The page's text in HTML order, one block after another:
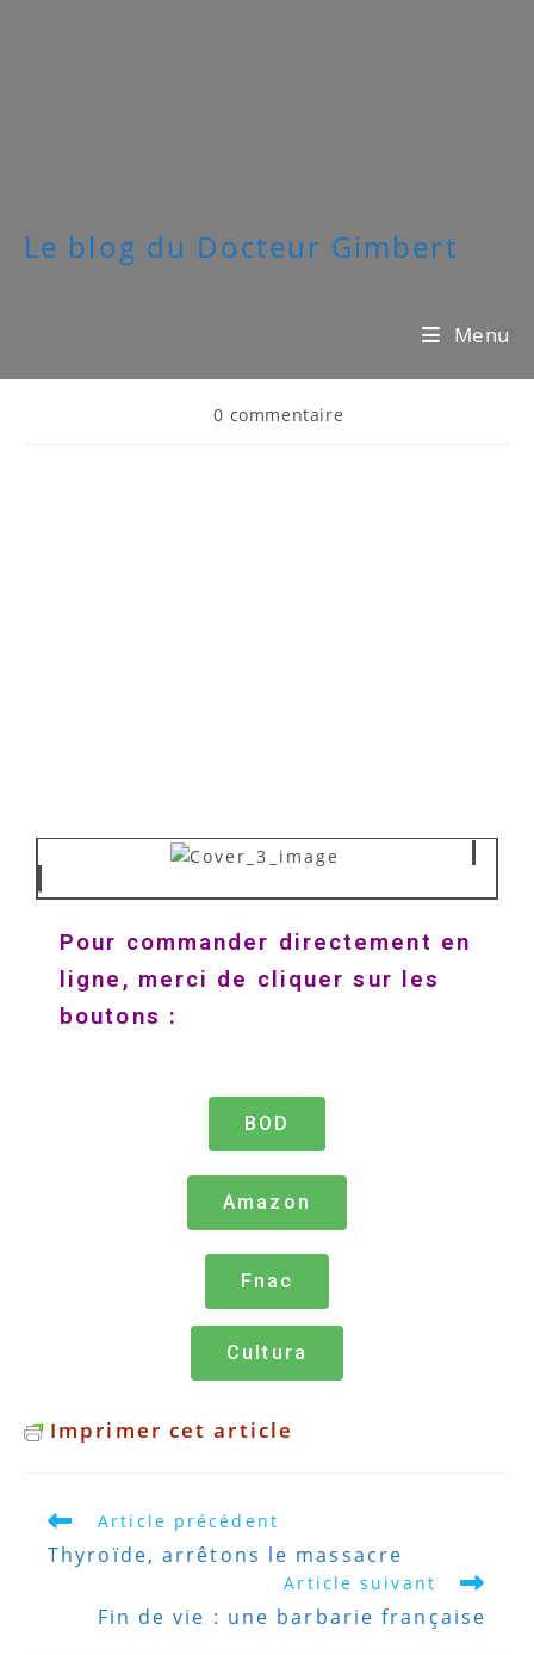
Le blog du Docteur Gimbert
Menu
0 commentaire
Pour commander directement en
ligne, merci de cliquer sur les
boutons :
BOD
Amazon
Fnac
Cultura
Imprimer cet article
Article précédent
Thyroïde, arrêtons le massacre
Article suivant
Fin de vie : une barbarie française